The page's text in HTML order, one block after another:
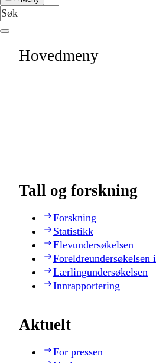
Hovedmeny
Tall og forskning
Forskning
Statistikk
Elevundersøkelsen
Foreldreundersøkelsen
Lærlingundersøkelsen
Innrapportering
Aktuelt
For pressen